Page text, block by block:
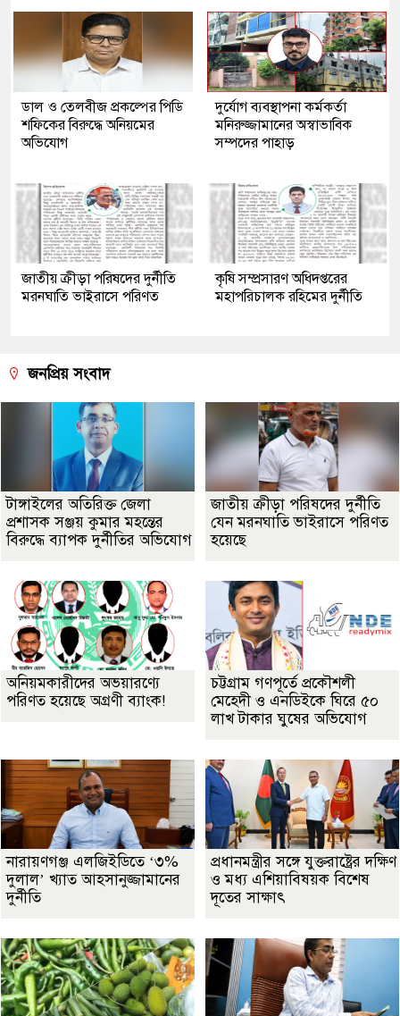
ডাল ও তেলবীজ প্রকল্পের পিডি
শফিকের বিরুদ্ধে অনিয়মের
অভিযোগ
দুর্যোগ ব্যবস্থাপনা কর্মকর্তা
মনিরুজ্জামানের অস্বাভাবিক
সম্পদের পাহাড়
জাতীয় ক্রীড়া পরিষদের দুর্নীতি
মরনঘাতি ভাইরাসে পরিণত
কৃষি সম্প্রসারণ অধিদপ্তরের
মহাপরিচালক রহিমের দুর্নীতি
জনপ্রিয় সংবাদ
টাঙ্গাইলের অতিরিক্ত জেলা
প্রশাসক সঞ্জয় কুমার মহন্তের
বিরুদ্ধে ব্যাপক দুর্নীতির অভিযোগ
জাতীয় ক্রীড়া পরিষদের দুর্নীতি
যেন মরনঘাতি ভাইরাসে পরিণত
হয়েছে
অনিয়মকারীদের অভয়ারণ্যে
পরিণত হয়েছে অগ্রণী ব্যাংক!
চট্টগ্রাম গণপূর্তে প্রকৌশলী
মেহেদী ও এনডিইকে ঘিরে ৫০
লাখ টাকার ঘুষের অভিযোগ
নারায়ণগঞ্জ এলজিইডিতে ‘৩%
দুলাল’ খ্যাত আহসানুজ্জামানের
দুর্নীতি
প্রধানমন্ত্রীর সঙ্গে যুক্তরাষ্ট্রের দক্ষিণ
ও মধ্য এশিয়াবিষয়ক বিশেষ
দূতের সাক্ষাৎ